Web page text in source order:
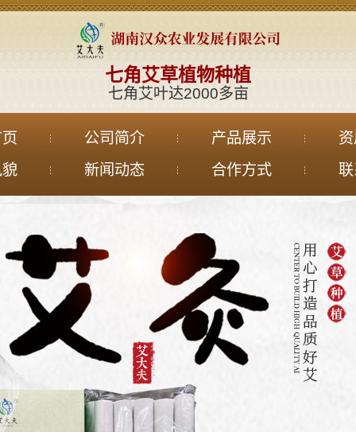
七角艾草植物种植
七角艾叶达2000多亩
公司简介 产品展示
新闻动态 合作方式